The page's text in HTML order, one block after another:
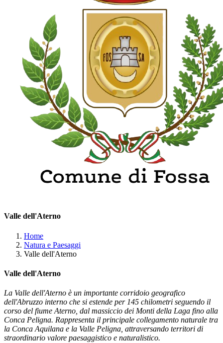
Valle dell'Aterno
Home
Natura e Paesaggi
Valle dell'Aterno
Valle dell'Aterno
La Valle dell'Aterno è un importante corridoio geografico
dell'Abruzzo interno che si estende per 145 chilometri seguendo il
corso del fiume Aterno, dal massiccio dei Monti della Laga fino alla
Conca Peligna. Rappresenta il principale collegamento naturale tra
la Conca Aquilana e la Valle Peligna, attraversando territori di
straordinario valore paesaggistico e naturalistico.